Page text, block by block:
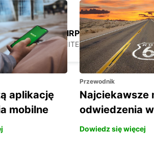
LOS ANGELES AIRPORT
LOS ANGELES - UNITED STATES OF AMERICA
aplikację
mobilne
Przewodnik
Najciekawsze
odwiedzenia
Dowiedz się więcej